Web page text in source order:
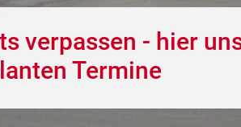
verpassen - hier
Termine